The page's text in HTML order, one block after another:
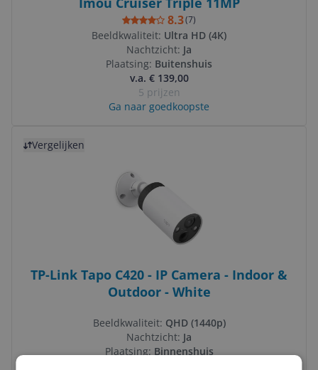
8.3(7)
Beeldkwaliteit: Ultra HD (4K)
Nachtzicht: Ja
Plaatsing: Buitenshuis
v.a. € 139,00
5 prijzen
Ga naar goedkoopste
Vergelijken
TP-Link Tapo C420 - IP Camera - Indoor &
Outdoor - White
Beeldkwaliteit: QHD (1440p)
Nachtzicht: Ja
Plaatsing: Binnenshuis